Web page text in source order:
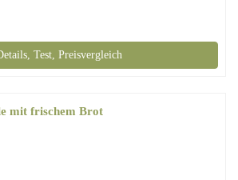
Test, Preisvergleich
mit frischem Brot